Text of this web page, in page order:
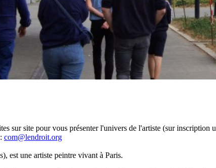
sur site pour vous présenter l'univers de l'artiste (sur
com@lendroit.org
, est une artiste peintre vivant à Paris.